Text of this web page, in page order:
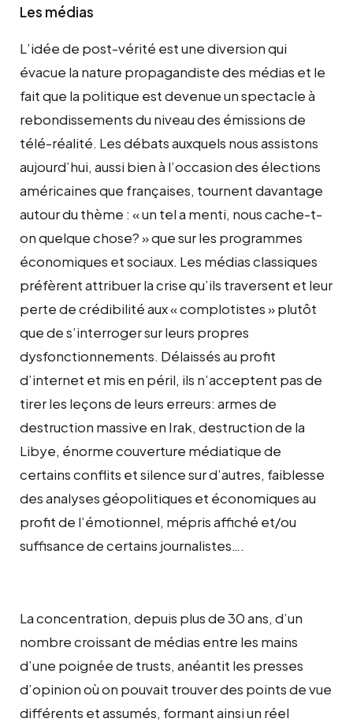
Les médias
L’idée de post-vérité est une diversion qui
évacue la nature propagandiste des médias et le
fait que la politique est devenue un spectacle à
rebondissements du niveau des émissions de
télé-réalité. Les débats auxquels nous assistons
aujourd’hui, aussi bien à l’occasion des élections
américaines que françaises, tournent davantage
autour du thème : « un tel a menti, nous cache-t-
on quelque chose? » que sur les programmes
économiques et sociaux. Les médias classiques
préfèrent attribuer la crise qu’ils traversent et leur
perte de crédibilité aux « complotistes » plutôt
que de s’interroger sur leurs propres
dysfonctionnements. Délaissés au profit
d’internet et mis en péril, ils n’acceptent pas de
tirer les leçons de leurs erreurs: armes de
destruction massive en Irak, destruction de la
Libye, énorme couverture médiatique de
certains conflits et silence sur d’autres, faiblesse
des analyses géopolitiques et économiques au
profit de l’émotionnel, mépris affiché et/ou
suffisance de certains journalistes….
La concentration, depuis plus de 30 ans, d’un
nombre croissant de médias entre les mains
d’une poignée de trusts, anéantit les presses
d’opinion où on pouvait trouver des points de vue
différents et assumés, formant ainsi un réel